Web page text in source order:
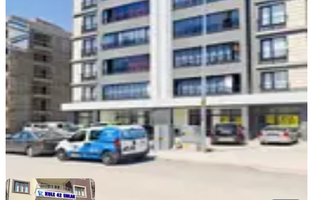
Konya, Selçuklu
3 Oda·120 m² Düz Giriş (Zemin) · 08.08.2026
52.500 ₺
KULE 42 EMLAKOsman Budak